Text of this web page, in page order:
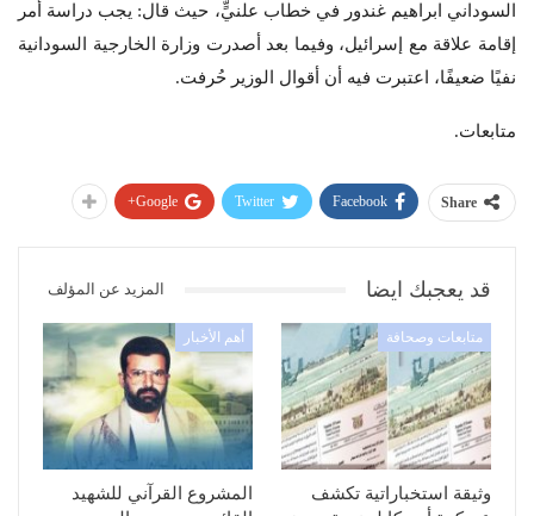
السوداني ابراهيم غندور في خطاب علنيٍّ، حيث قال: يجب دراسة أمر
إقامة علاقة مع إسرائيل، وفيما بعد أصدرت وزارة الخارجية السودانية
نفيًا ضعيفًا، اعتبرت فيه أن أقوال الوزير حُرفت.
متابعات.
Share
Facebook
Twitter
Google+
قد يعجبك ايضا المزيد عن المؤلف
متابعات وصحافة
وثيقة استخباراتية تكشف
أهم الأخبار
المشروع القرآني للشهيد